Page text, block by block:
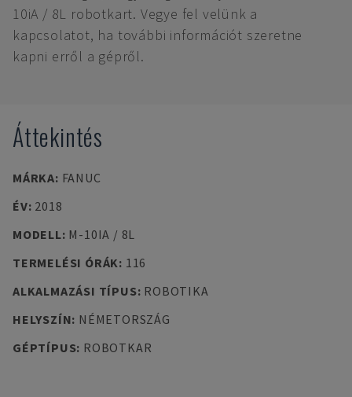
10iA / 8L robotkart. Vegye fel velünk a
kapcsolatot, ha további információt szeretne
kapni erről a gépről.
Áttekintés
MÁRKA: FANUC
ÉV: 2018
MODELL: M-10IA / 8L
TERMELÉSI ÓRÁK: 116
ALKALMAZÁSI TÍPUS: ROBOTIKA
HELYSZÍN: NÉMETORSZÁG
GÉPTÍPUS: ROBOTKAR